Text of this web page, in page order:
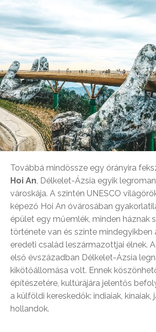
Továbbá mindössze egy órányira
Hoi An, Délkelet-Ázsia egyik
városkája. A szintén UNESCO
képező Hoi An óvárosában
épület egy műemlék, minden háznak
története van és szinte mindegyikben
eredeti család leszármazottjai élnek.
első évszázadban Délkelet-Ázsia
kikötőállomása volt. Ennek
építészetére, kultúrájára jelentős
a külföldi kereskedők: indiaiak, kínaiak,
hollandok.